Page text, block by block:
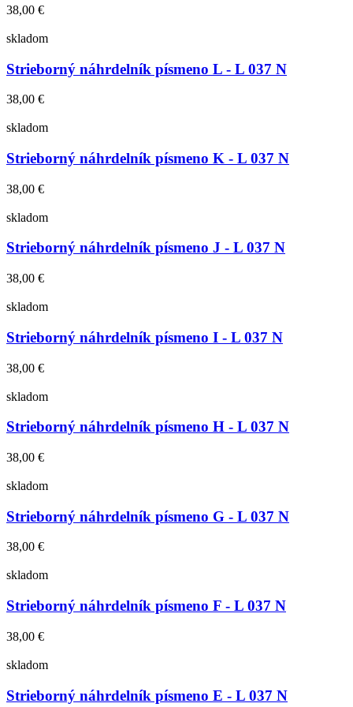
38,00 €
skladom
Strieborný náhrdelník písmeno L - L 037 N
38,00 €
skladom
Strieborný náhrdelník písmeno K - L 037 N
38,00 €
skladom
Strieborný náhrdelník písmeno J - L 037 N
38,00 €
skladom
Strieborný náhrdelník písmeno I - L 037 N
38,00 €
skladom
Strieborný náhrdelník písmeno H - L 037 N
38,00 €
skladom
Strieborný náhrdelník písmeno G - L 037 N
38,00 €
skladom
Strieborný náhrdelník písmeno F - L 037 N
38,00 €
skladom
Strieborný náhrdelník písmeno E - L 037 N